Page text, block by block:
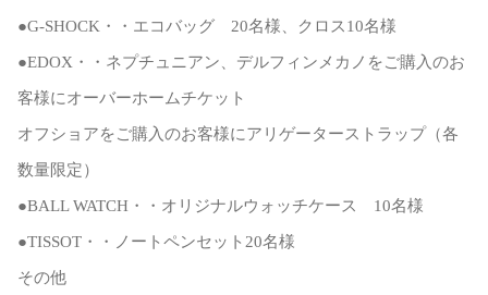
●G-SHOCK・・エコバッグ 20名様、クロス10名様
●EDOX・・ネプチュニアン、デルフィンメカノをご購入のお
客様にオーバーホームチケット
オフショアをご購入のお客様にアリゲーターストラップ（各
数量限定）
●BALL WATCH・・オリジナルウォッチケース 10名様
●TISSOT・・ノートペンセット20名様
その他